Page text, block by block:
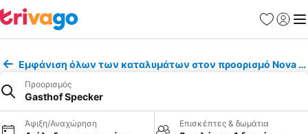
Εμφάνιση όλων των καταλυμάτων στον προορισμό Nova
Προορισμός
Gasthof Specker
Άφιξη/Αναχώρηση Επισκέπτες & δωμάτια